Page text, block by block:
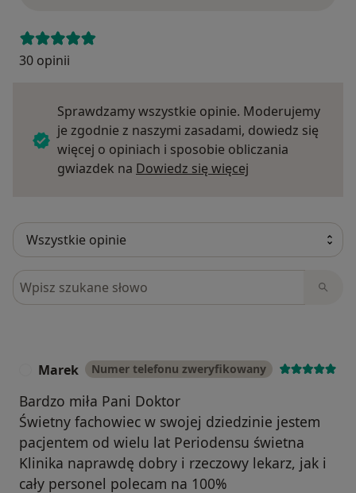
30 opinii
Sprawdzamy wszystkie opinie. Moderujemy
je zgodnie z naszymi zasadami, dowiedz się
więcej o opiniach i sposobie obliczania
gwiazdek na Dowiedz się więcej
Szukaj w opiniach
Marek Numer telefonu zweryfikowany
Bardzo miła Pani Doktor
Świetny fachowiec w swojej dziedzinie jestem
pacjentem od wielu lat Periodensu świetna
Klinika naprawdę dobry i rzeczowy lekarz, jak i
cały personel polecam na 100%